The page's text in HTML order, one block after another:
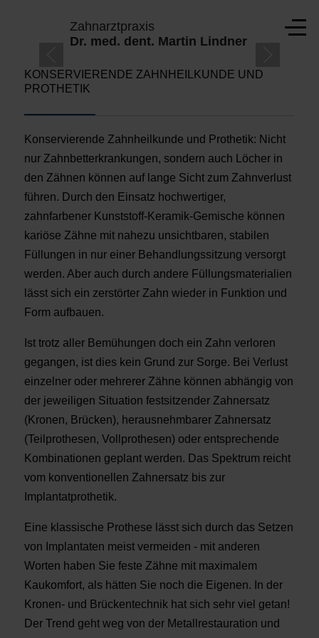
Mobile Menu Toggle
Zahnarztpraxis
Dr. med. dent. Martin Lindner
Off-
KONSERVIERENDE ZAHNHEILKUNDE UND
PROTHETIK
Konservierende Zahnheilkunde und Prothetik: Nicht
nur Zahnbetterkrankungen, sondern auch Löcher in
den Zähnen können auf lange Sicht zum Zahnverlust
führen. Durch den Einsatz hochwertiger,
zahnfarbener Kunststoff-Keramik-Gemische können
kariöse Zähne mit nahezu unsichtbaren, stabilen
Füllungen in nur einer Behandlungssitzung versorgt
werden. Aber auch durch andere Füllungsmaterialien
lässt sich ein zerstörter Zahn wieder in Funktion und
Form aufbauen.
Ist trotz aller Bemühungen doch ein Zahn verloren
gegangen, ist dies kein Grund zur Sorge. Bei Verlust
einzelner oder mehrerer Zähne können abhängig von
der jeweiligen Situation festsitzender Zahnersatz
(Kronen, Brücken), herausnehmbarer Zahnersatz
(Teilprothesen, Vollprothesen) oder entsprechende
Kombinationen geplant werden. Das Spektrum reicht
vom konventionellen Zahnersatz bis zur
Implantatprothetik.
Eine klassische Prothese lässt sich durch das Setzen
von Implantaten meist vermeiden - mit anderen
Worten haben Sie feste Zähne mit maximalem
Kaukomfort, als hätten Sie noch die Eigenen. In der
Kronen- und Brückentechnik hat sich sehr viel getan!
Der Trend geht weg von der Metallrestauration und